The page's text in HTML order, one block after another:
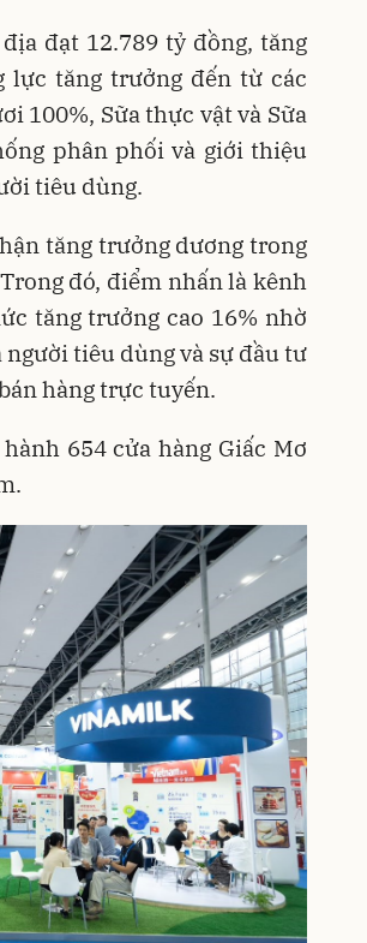
đạt 12.789 tỷ đồng, tăng
lực tăng trưởng đến từ các
100%, Sữa thực vật và Sữa
phân phối và giới thiệu
tiêu dùng.
tăng trưởng dương trong
đó, điểm nhấn là kênh
tăng trưởng cao 16% nhờ
tiêu dùng và sự đầu tư
hàng trực tuyến.
654 cửa hàng Giấc Mơ